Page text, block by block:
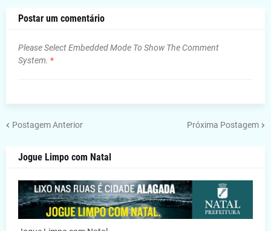
Postar um comentário
Please Select Embedded Mode To Show The Comment
System. *
Postagem Anterior Próxima Postagem
Jogue Limpo com Natal